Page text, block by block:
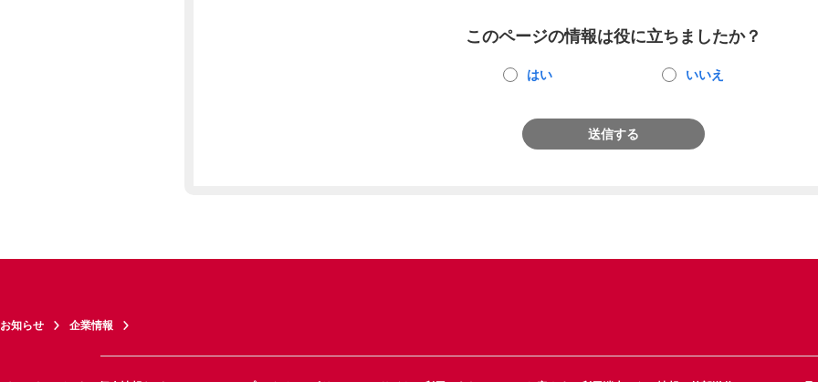
このページの情報は役に立ちましたか？
はい いいえ
送信する
お知らせ 企業情報